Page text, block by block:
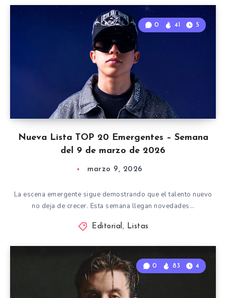
Nueva Lista TOP 20 Emergentes – Semana
del 9 de marzo de 2026
0 41 5
marzo 9, 2026
La escena emergente sigue demostrando que el talento nuevo
no deja de crecer. Esta semana llegan novedades…
Editorial, Listas
0 83 4